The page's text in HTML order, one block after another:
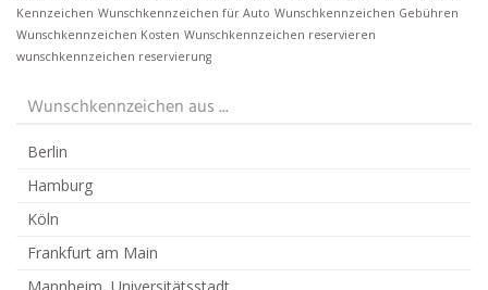
Kennzeichen Wunschkennzeichen für Auto Wunschkennzeichen Gebühren
Wunschkennzeichen Kosten Wunschkennzeichen reservieren
wunschkennzeichen reservierung
Wunschkennzeichen aus ...
Berlin
Hamburg
Köln
Frankfurt am Main